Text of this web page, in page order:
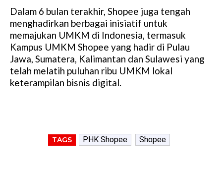
Dalam 6 bulan terakhir, Shopee juga tengah
menghadirkan berbagai inisiatif untuk
memajukan UMKM di Indonesia, termasuk
Kampus UMKM Shopee yang hadir di Pulau
Jawa, Sumatera, Kalimantan dan Sulawesi yang
telah melatih puluhan ribu UMKM lokal
keterampilan bisnis digital.
TAGS PHK Shopee Shopee